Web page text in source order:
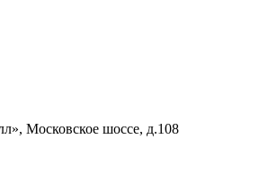
Московское шоссе, д.108